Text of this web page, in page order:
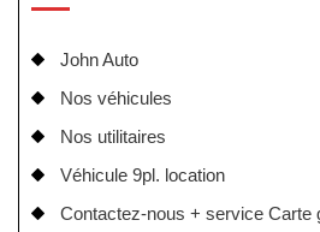
John Auto
Nos véhicules
Nos utilitaires
Véhicule 9pl. location
Contactez-nous + service Carte